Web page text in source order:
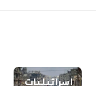
إسرائيليات